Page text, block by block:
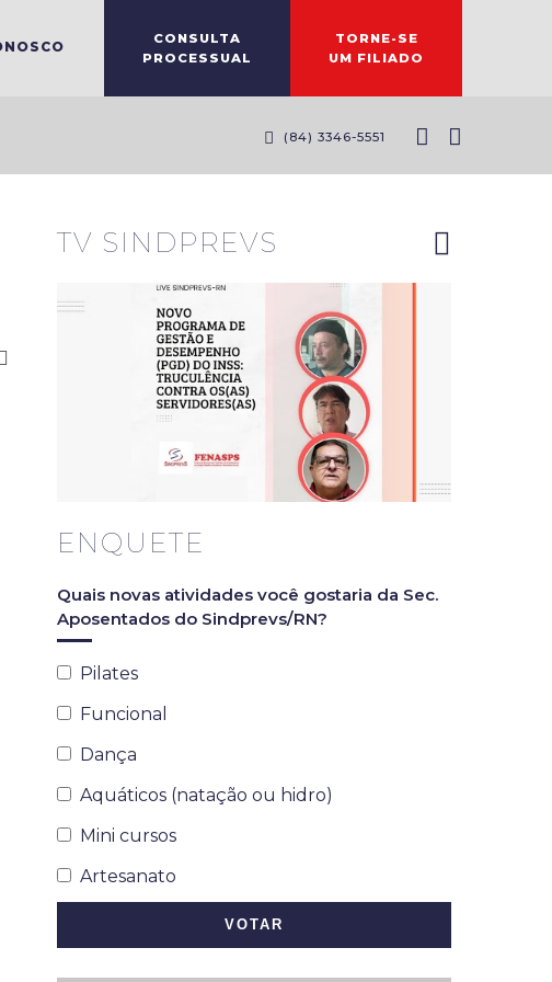
CONSULTA
PROCESSUAL
TORNE-SE
UM FILIADO
(84) 3346-5551
TV SINDPREVS
RN
novo PGD
do INSS
ENQUETE
Quais novas atividades você gostaria da Sec.
Aposentados do Sindprevs/RN?
Pilates
Funcional
Dança
Aquáticos (natação ou hidro)
Mini cursos
Artesanato